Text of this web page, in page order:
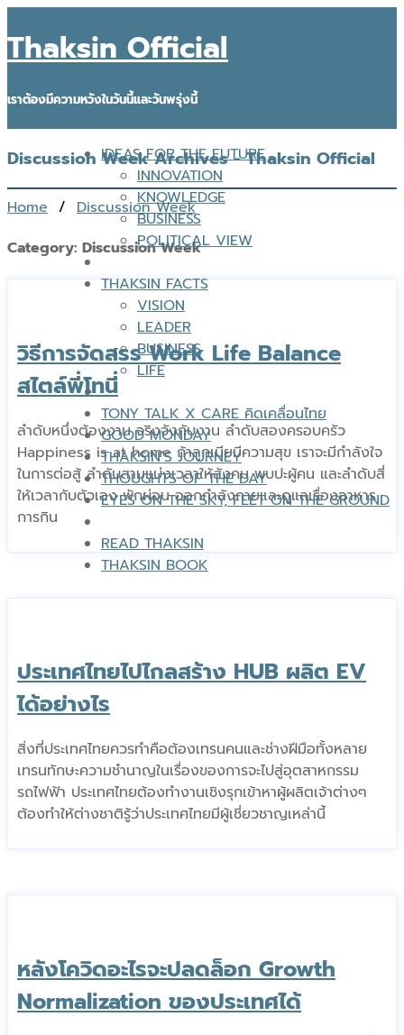
Thaksin Official
เราต้องมีความหวังในวันนี้และวันพรุ่งนี้
IDEAS FOR THE FUTURE
INNOVATION
KNOWLEDGE
BUSINESS
POLITICAL VIEW
THAKSIN FACTS
VISION
LEADER
BUSINESS
LIFE
TONY TALK X CARE คิดเคลื่อนไทย
GOOD MONDAY
THAKSIN’S JOURNEY
THOUGHTS OF THE DAY
EYES ON THE SKY, FEET ON THE GROUND
READ THAKSIN
THAKSIN BOOK
Discussion Week Archives - Thaksin Official
Home / Discussion Week
Category: Discussion Week
วิธีการจัดสรร Work Life Balance
สไตล์พี่โทนี่
ลำดับหนึ่งต้องงาน จริงจังกับงาน ลำดับสองครอบครัว
Happiness is at home ถ้าลูกเมียมีความสุข เราจะมีกำลังใจ
ในการต่อสู้ ลำดับสามแบ่งเวลาให้สังคม พบปะผู้คน และลำดับสี่
ให้เวลากับตัวเอง พักผ่อน ออกกำลังกายและดูแลเรื่องอาหาร
การกิน
ประเทศไทยไปไกลสร้าง HUB ผลิต EV
ได้อย่างไร
สิ่งที่ประเทศไทยควรทำคือต้องเทรนคนและช่างฝีมือทั้งหลาย
เทรนทักษะความชำนาญในเรื่องของการจะไปสู่อุตสาหกรรม
รถไฟฟ้า ประเทศไทยต้องทำงานเชิงรุกเข้าหาผู้ผลิตเจ้าต่างๆ
ต้องทำให้ต่างชาติรู้ว่าประเทศไทยมีผู้เชี่ยวชาญเหล่านี้
หลังโควิดอะไรจะปลดล็อก Growth
Normalization ของประเทศได้